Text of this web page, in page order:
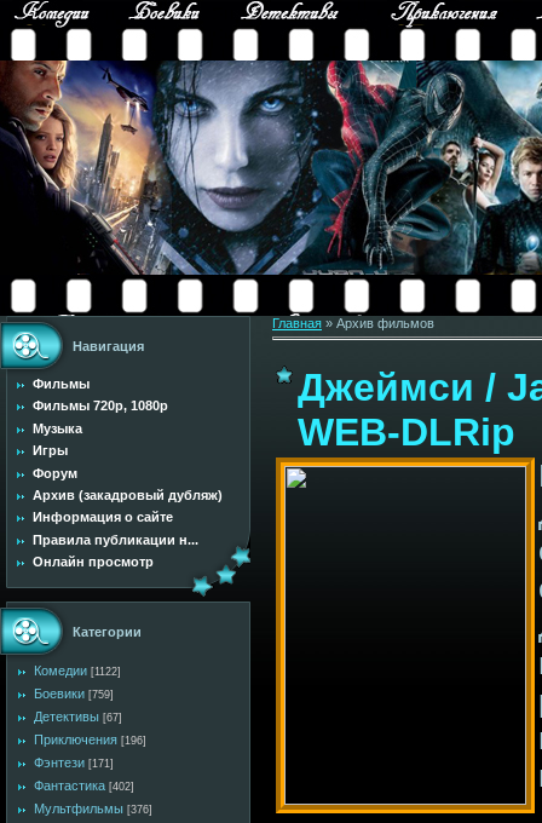
Навигация
Фильмы
Фильмы 720p, 1080p
Музыка
Игры
Форум
Архив (закадровый дубляж)
Информация о сайте
Правила публикации н...
Онлайн просмотр
Категории
Комедии [1122]
Боевики [759]
Детективы [67]
Приключения [196]
Фэнтези [171]
Фантастика [402]
Мультфильмы [376]
Главная » Архив фильмов
Джеймси /
WEB-DLRip